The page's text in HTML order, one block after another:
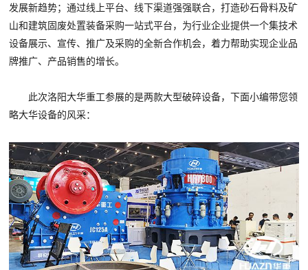
发展新趋势；通过线上平台、线下渠道强强联合，打造砂石骨料及矿
山和建筑固废处置装备采购一站式平台，为行业企业提供一个集技术
设备展示、宣传、推广及采购的全新合作机会，着力帮助实现企业品
牌推广、产品销售的增长。
此次洛阳大华重工参展的是两款大型破碎设备，下面小编带您领
略大华设备的风采：